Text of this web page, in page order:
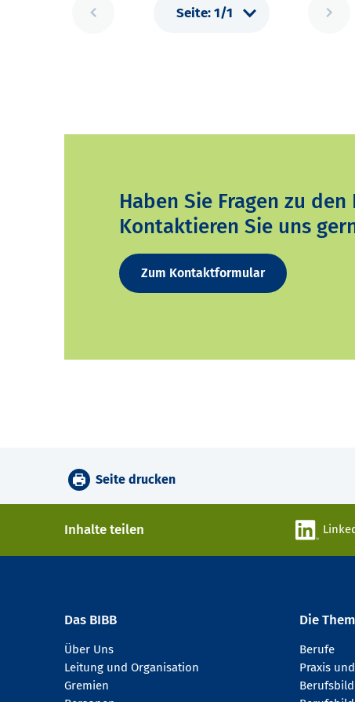
Haben Sie Fragen zu
Kontaktieren Sie uns
Zum Kontaktformular
Seite drucken
Inhalte teilen
Das BIBB
Über Uns
Leitung und Organisation
Gremien
Die
Berufe
Praxis